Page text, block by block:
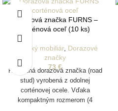
Dorazová značka FURNS –
corténová oceľ (10 ks)
Mestský mobiliár, Dorazové
značky
73 €
Robustná dorazová značka (road
stud) vyrobená z odolnej
corténovej ocele. Vďaka
kompaktným rozmerom (4